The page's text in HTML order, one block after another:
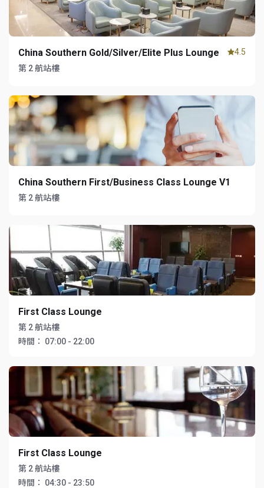
China Southern Gold/Silver/Elite Plus Lounge
第 2 航站樓
4.5
China Southern First/Business Class Lounge V1
第 2 航站樓
First Class Lounge
第 2 航站樓
時間：
07:00 - 22:00
First Class Lounge
第 2 航站樓
時間：
04:30 - 23:50